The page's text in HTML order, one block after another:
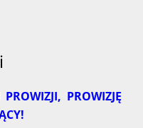
PROWIZJĘ